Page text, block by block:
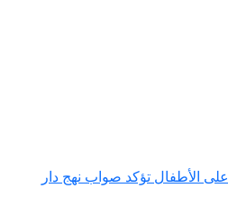
الأطفال تؤكد صواب نهج دار